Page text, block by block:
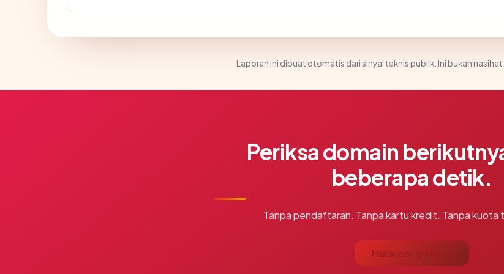
Laporan ini dibuat otomatis dari sinyal teknis publik. Ini bukan nasihat
Periksa domain
beberapa detik.
Tanpa pendaftaran. Tanpa kartu kredit. Tanpa kuota
Mulai cek gratis →